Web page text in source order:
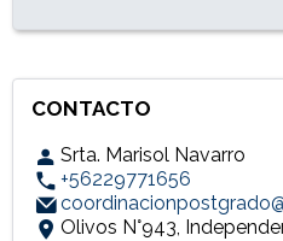
CONTACTO
Srta. Marisol Navarro
+56229771656
Olivos N°943,